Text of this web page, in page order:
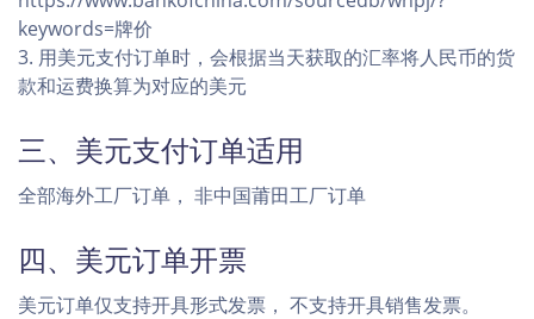
keywords=牌价
3. 用美元支付订单时，会根据当天获取的汇率将人民币的货
款和运费换算为对应的美元
三、美元支付订单适用
全部海外工厂订单， 非中国莆田工厂订单
四、美元订单开票
美元订单仅支持开具形式发票， 不支持开具销售发票。